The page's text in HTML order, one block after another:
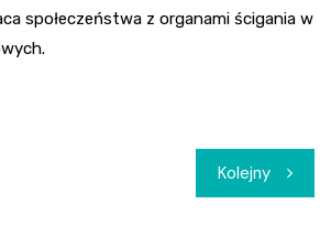
społeczeństwa z organami ścigania w
Kolejny